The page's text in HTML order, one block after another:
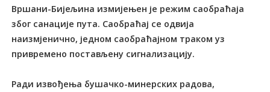
Вршани-Бијељина измијењен је режим саобраћаја
због санације пута. Саобраћај се одвија
наизмјенично, једном саобраћајном траком уз
привремено постављену сигнализацију.
Ради извођења бушачко-минерских радова,